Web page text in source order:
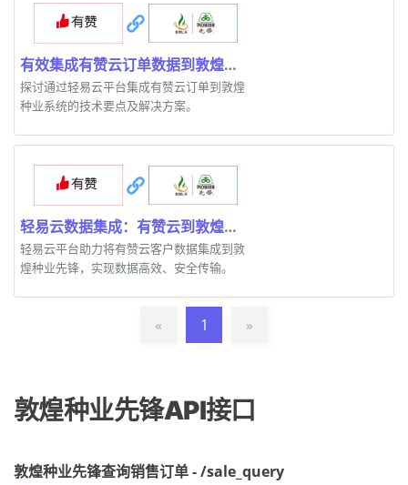
有效集成有赞云订单数据到敦煌种业的关键技术
探讨通过轻易云平台集成有赞云订单到敦煌
种业系统的技术要点及解决方案。
轻易云数据集成：有赞云到敦煌种业先锋
轻易云平台助力将有赞云客户数据集成到敦
煌种业先锋，实现数据高效、安全传输。
« 1 »
敦煌种业先锋API接口
敦煌种业先锋查询销售订单 - /sale_query